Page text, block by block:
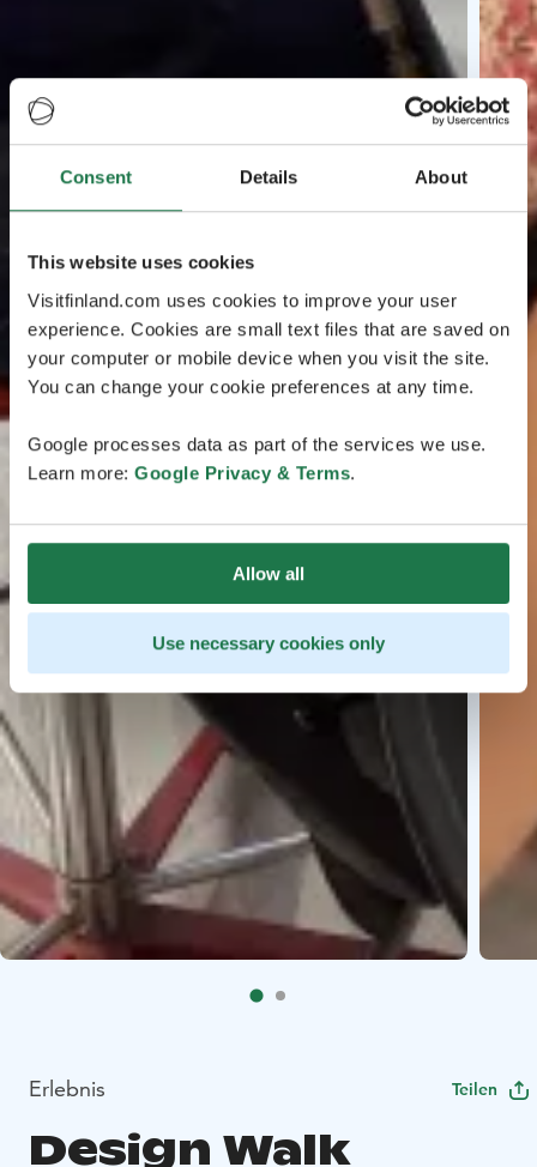
Consent Details About
This website uses cookies
Visitfinland.com uses cookies to improve your user
experience. Cookies are small text files that are saved on
your computer or mobile device when you visit the site.
You can change your cookie preferences at any time.
Google processes data as part of the services we use.
Learn more: Google Privacy & Terms.
Allow all
Use necessary cookies only
Erlebnis Teilen
Design Walk